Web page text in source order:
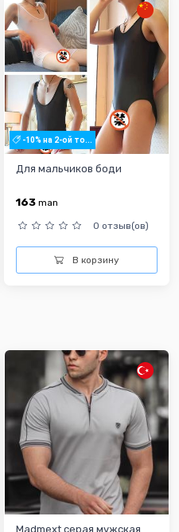
-10% на 2-ой то...
Для мальчиков боди
163 man
0 отзыв(ов)
В корзину
Madmext серая мужская